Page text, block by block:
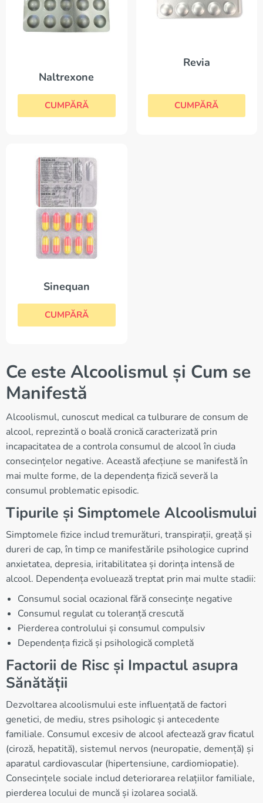
Naltrexone
CUMPĂRĂ
Revia
CUMPĂRĂ
Sinequan
CUMPĂRĂ
Ce este Alcoolismul și Cum se
Manifestă
Alcoolismul, cunoscut medical ca tulburare de consum de
alcool, reprezintă o boală cronică caracterizată prin
incapacitatea de a controla consumul de alcool în ciuda
consecințelor negative. Această afecțiune se manifestă în
mai multe forme, de la dependența fizică severă la
consumul problematic episodic.
Tipurile și Simptomele Alcoolismului
Simptomele fizice includ tremurături, transpirații, greață și
dureri de cap, în timp ce manifestările psihologice cuprind
anxietatea, depresia, iritabilitatea și dorința intensă de
alcool. Dependența evoluează treptat prin mai multe stadii:
Consumul social ocazional fără consecințe negative
Consumul regulat cu toleranță crescută
Pierderea controlului și consumul compulsiv
Dependența fizică și psihologică completă
Factorii de Risc și Impactul asupra
Sănătății
Dezvoltarea alcoolismului este influențată de factori
genetici, de mediu, stres psihologic și antecedente
familiale. Consumul excesiv de alcool afectează grav ficatul
(ciroză, hepatită), sistemul nervos (neuropatie, demență) și
aparatul cardiovascular (hipertensiune, cardiomiopatie).
Consecințele sociale includ deteriorarea relațiilor familiale,
pierderea locului de muncă și izolarea socială.